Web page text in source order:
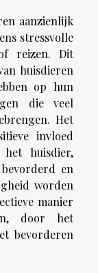
aanzienlijk
stressvolle
reizen. Dit
huisdieren
op hun
die veel
Het
invloed
huisdier,
en
worden
manier
door het
bevorderen